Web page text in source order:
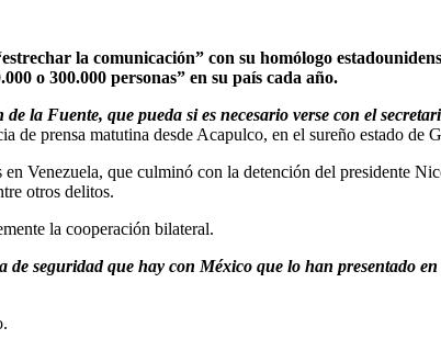
la comunicación” con su homólogo
o 300.000 personas” en su país cada año.
la Fuente, que pueda si es necesario verse con el
de prensa matutina desde Acapulco, en el sureño estado de
Venezuela, que culminó con la detención del presidente
otros delitos.
la cooperación bilateral.
seguridad que hay con México que lo han presentado en